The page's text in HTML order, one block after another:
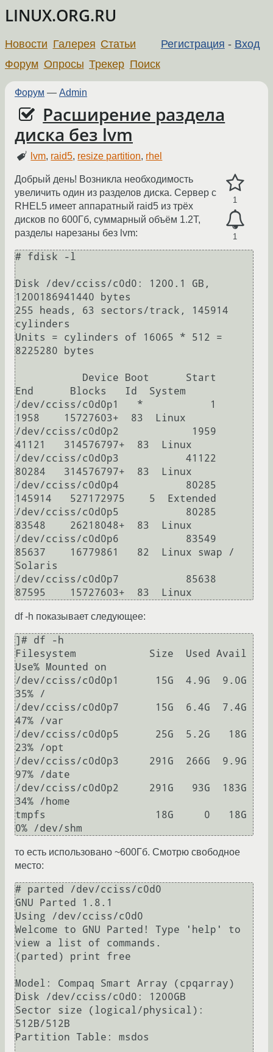
LINUX.ORG.RU
Регистрация - Вход
Новости Галерея Статьи
Форум Опросы Трекер Поиск
Форум — Admin
Расширение раздела
диска без lvm
lvm, raid5, resize partition, rhel
1
1
Добрый день! Возникла необходимость
увеличить один из разделов диска. Сервер c
RHEL5 имеет аппаратный raid5 из трёх
дисков по 600Гб, суммарный объём 1.2Т,
разделы нарезаны без lvm:
# fdisk -l
Disk /dev/cciss/c0d0: 1200.1 GB,
1200186941440 bytes
255 heads, 63 sectors/track, 145914
cylinders
Units = cylinders of 16065 * 512 =
8225280 bytes
End      Blocks   Id  System
/dev/cciss/c0d0p1   *           1
1958    15727603+  83  Linux
/dev/cciss/c0d0p2            1959
41121   314576797+  83  Linux
/dev/cciss/c0d0p3           41122
80284   314576797+  83  Linux
/dev/cciss/c0d0p4           80285
145914   527172975    5  Extended
/dev/cciss/c0d0p5           80285
83548    26218048+  83  Linux
/dev/cciss/c0d0p6           83549
85637    16779861   82  Linux swap /
Solaris
/dev/cciss/c0d0p7           85638
df -h показывает следующее:
]# df -h
Filesystem            Size  Used Avail
Use% Mounted on
/dev/cciss/c0d0p1      15G  4.9G  9.0G
35% /
/dev/cciss/c0d0p7      15G  6.4G  7.4G
47% /var
/dev/cciss/c0d0p5      25G  5.2G   18G
23% /opt
/dev/cciss/c0d0p3     291G  266G  9.9G
97% /date
/dev/cciss/c0d0p2     291G   93G  183G
34% /home
tmpfs                  18G     0   18G
0% /dev/shm
то есть использовано ~600Гб. Смотрю свободное
место:
# parted /dev/cciss/c0d0
GNU Parted 1.8.1
Using /dev/cciss/c0d0
Welcome to GNU Parted! Type 'help' to
view a list of commands.
(parted) print free
Model: Compaq Smart Array (cpqarray)
Disk /dev/cciss/c0d0: 1200GB
Sector size (logical/physical):
512B/512B
Partition Table: msdos